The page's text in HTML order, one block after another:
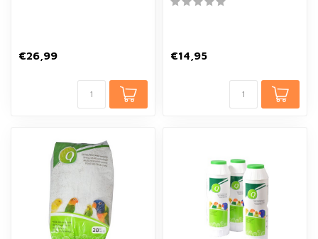
€26,99 €14,95